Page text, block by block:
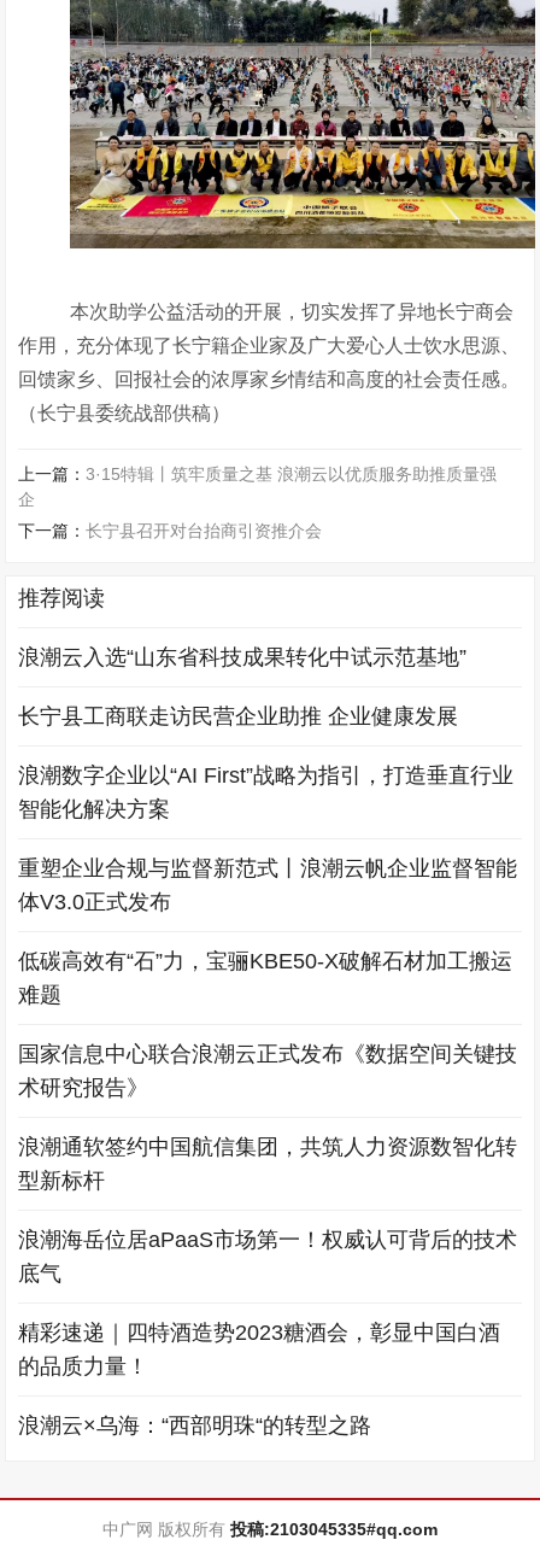
本次助学公益活动的开展，切实发挥了异地长宁商会
作用，充分体现了长宁籍企业家及广大爱心人士饮水思源、
回馈家乡、回报社会的浓厚家乡情结和高度的社会责任感。
（长宁县委统战部供稿）
上一篇：3·15特辑丨筑牢质量之基 浪潮云以优质服务助推质量强
企
下一篇：长宁县召开对台抬商引资推介会
推荐阅读
浪潮云入选“山东省科技成果转化中试示范基地”
长宁县工商联走访民营企业助推 企业健康发展
浪潮数字企业以“AI First”战略为指引，打造垂直行业
智能化解决方案
重塑企业合规与监督新范式丨浪潮云帆企业监督智能
体V3.0正式发布
低碳高效有“石”力，宝骊KBE50-X破解石材加工搬运
难题
国家信息中心联合浪潮云正式发布《数据空间关键技
术研究报告》
浪潮通软签约中国航信集团，共筑人力资源数智化转
型新标杆
浪潮海岳位居aPaaS市场第一！权威认可背后的技术
底气
精彩速递｜四特酒造势2023糖酒会，彰显中国白酒
的品质力量！
浪潮云×乌海：“西部明珠“的转型之路
中广网 版权所有 投稿:2103045335#qq.com